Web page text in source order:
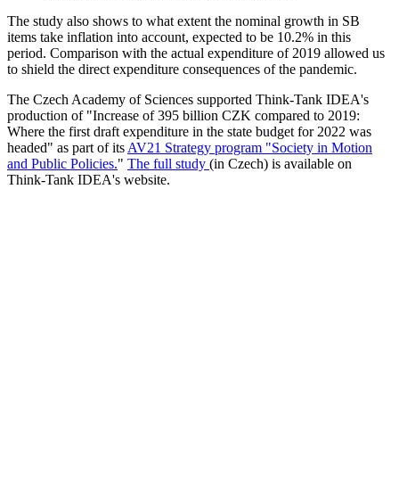
The study also shows to what extent the nominal growth in SB
items take inflation into account, expected to be 10.2% in this
period. Comparison with the actual expenditure of 2019 allowed us
to shield the direct expenditure consequences of the pandemic.
The Czech Academy of Sciences supported Think-Tank IDEA's
production of "Increase of 395 billion CZK compared to 2019:
Where the first draft expenditure in the state budget for 2022 was
headed" as part of its AV21 Strategy program "Society in Motion
and Public Policies." The full study (in Czech) is available on
Think-Tank IDEA's website.